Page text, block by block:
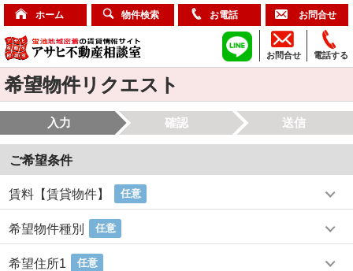
ホーム 物件検索 お電話 お問合せ
電話する
お問合せ
希望物件リクエスト
入力 確認 送信
ご希望条件
賃料【賃貸物件】 任意
希望物件種別 任意
希望住所1 任意